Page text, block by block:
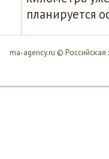
планируется
ma-agency.ru ©